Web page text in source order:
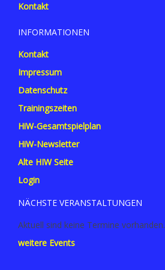
Kontakt
INFORMATIONEN
Kontakt
Impressum
Datenschutz
Trainingszeiten
HiW-Gesamtspielplan
HiW-Newsletter
Alte HIW Seite
Login
NÄCHSTE VERANSTALTUNGEN
Aktuell sind keine Termine vorhanden.
weitere Events